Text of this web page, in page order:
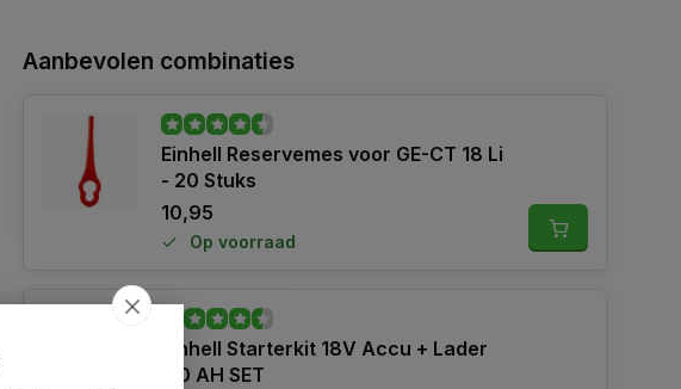
Aanbevolen combinaties
Einhell Reservemes voor GE-CT 18 Li
- 20 Stuks
10,95
Op voorraad
Einhell Starterkit 18V Accu + Lader
4,0 AH SET